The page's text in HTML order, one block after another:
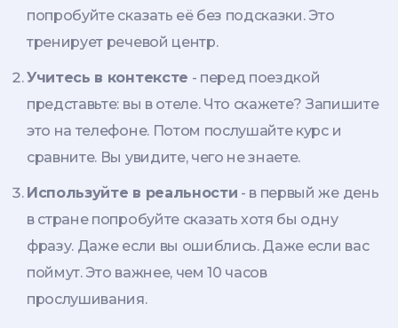
попробуйте сказать её без подсказки. Это
тренирует речевой центр.
Учитесь в контексте - перед поездкой
представьте: вы в отеле. Что скажете? Запишите
это на телефоне. Потом послушайте курс и
сравните. Вы увидите, чего не знаете.
Используйте в реальности - в первый же день
в стране попробуйте сказать хотя бы одну
фразу. Даже если вы ошиблись. Даже если вас
поймут. Это важнее, чем 10 часов
прослушивания.